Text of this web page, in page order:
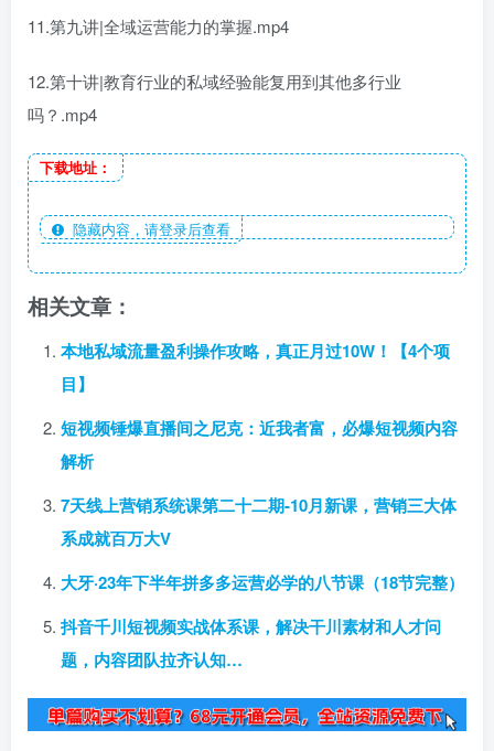
11.第九讲|全域运营能力的掌握.mp4
12.第十讲|教育行业的私域经验能复用到其他多行业
吗？.mp4
下载地址：
隐藏内容，请登录后查看
相关文章：
本地私域流量盈利操作攻略，真正月过10W！【4个项
目】
短视频锤爆直播间之尼克：近我者富，必爆短视频内容
解析
7天线上营销系统课第二十二期-10月新课，营销三大体
系成就百万大V
大牙·23年下半年拼多多运营必学的八节课（18节完整）
抖音千川短视频实战体系课，解决干川素材和人才问
题，内容团队拉齐认知…